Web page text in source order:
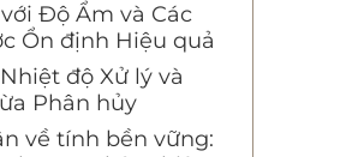
Độ Ẩm và Các
Ổn định Hiệu quả
độ Xử lý và
Phân hủy
về tính bền vững: